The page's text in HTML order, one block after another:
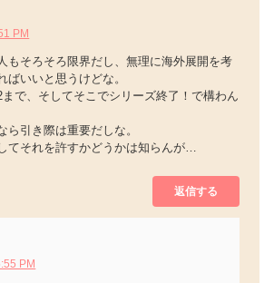
PM
もそろそろ限界だし、無理に海外展開を考
ばいいと思うけどな。
まで、そしてそこでシリーズ終了！で構わん
ら引き際は重要だしな。
てそれを許すかどうかは知らんが…
返信する
PM